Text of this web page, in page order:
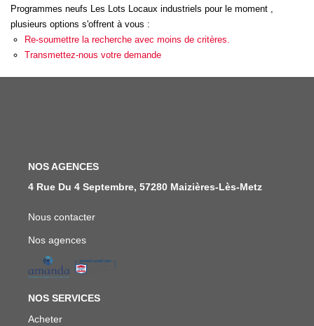
Télécharger Le Dossier De Location
CONTACT
Créer une alerte
Programmes neufs Les Lots Locaux industriels pour le moment ,
plusieurs options s'offrent à vous :
Re-soumettre la recherche avec moins de critères.
Transmettez-nous votre demande
NOS AGENCES
4 Rue Du 4 Septembre, 57280 Maizières-Lès-Metz
Nous contacter
Nos agences
NOS SERVICES
Acheter